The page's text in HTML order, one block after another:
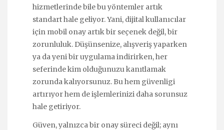
hizmetlerinde bile bu yöntemler artık
standart hale geliyor. Yani, dijital kullanıcılar
için mobil onay artık bir seçenek değil, bir
zorunluluk. Düşünsenize, alışveriş yaparken
ya da yeni bir uygulama indirirken, her
seferinde kim olduğunuzu kanıtlamak
zorunda kalıyorsunuz. Bu hem güvenligi
artırıyor hem de işlemlerinizi daha sorunsuz
hale getiriyor.
Güven, yalnızca bir onay süreci değil; aynı